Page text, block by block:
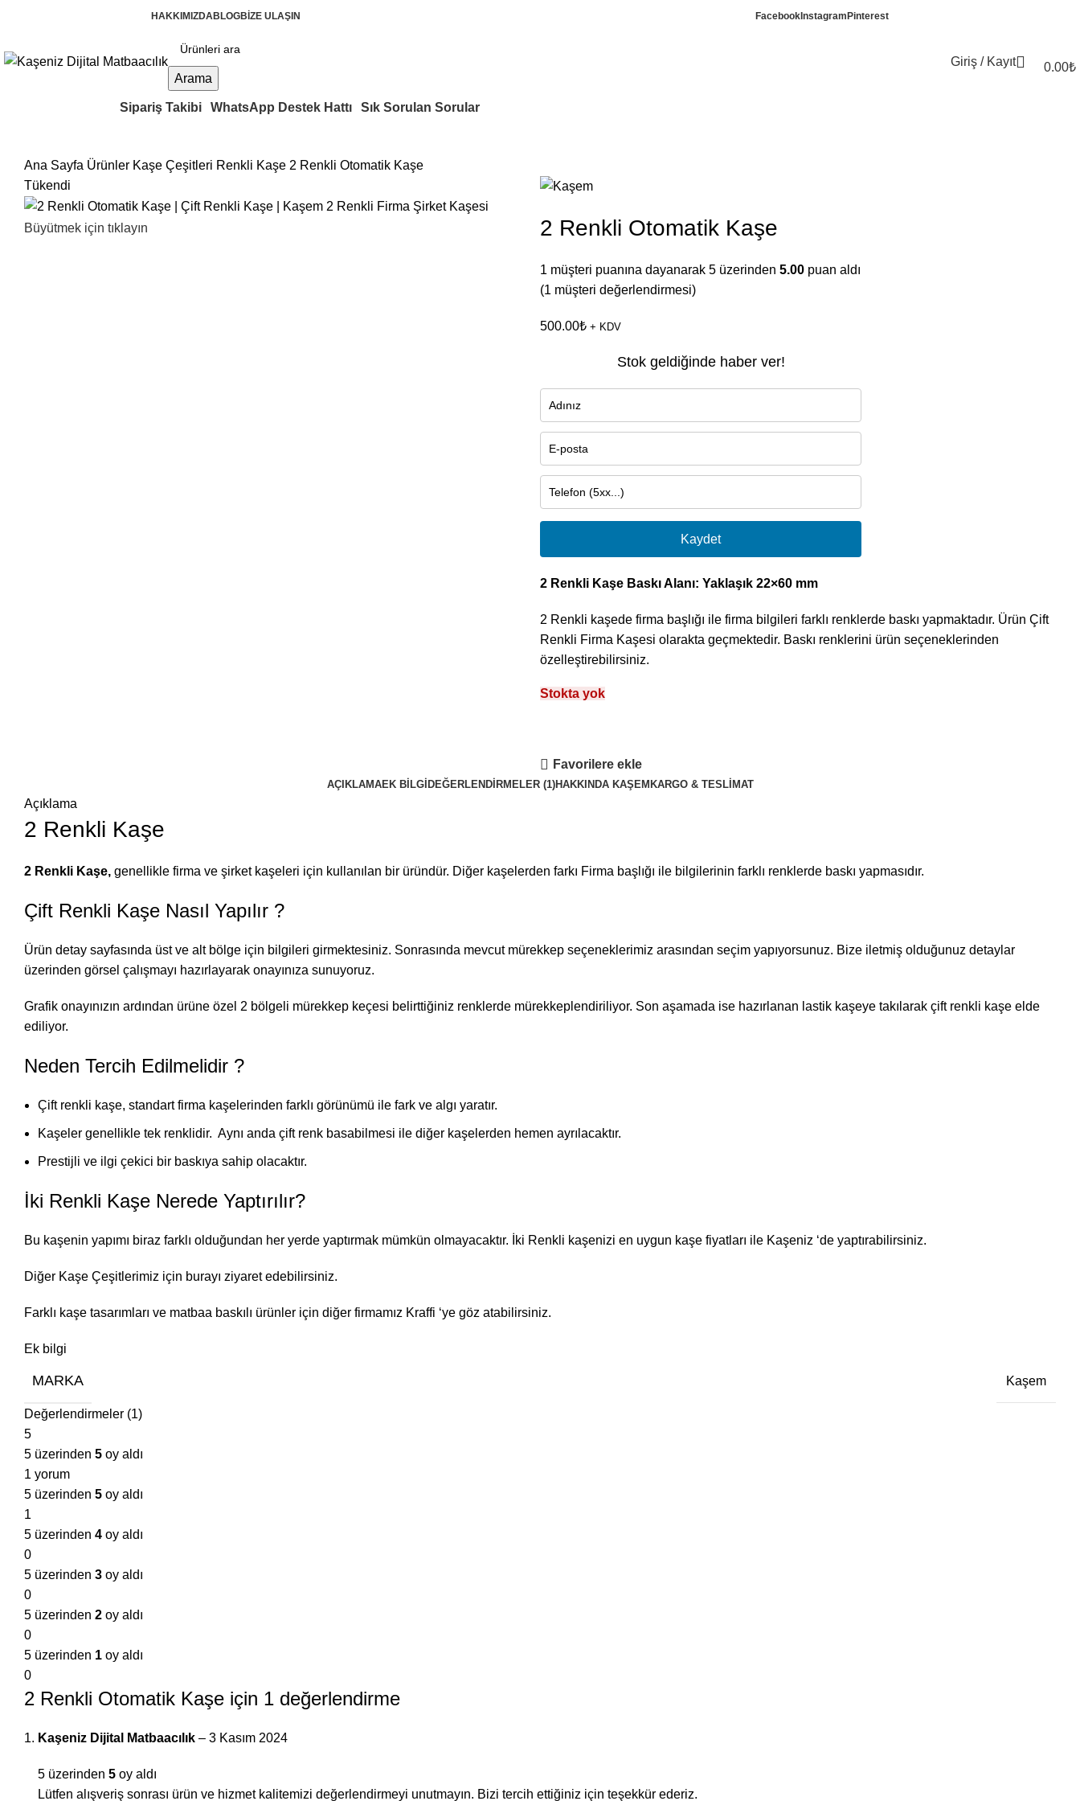
HAKKIMIZDABLOGBİZE ULAŞIN Facebook Instagram Pinterest
Arama
Giriş / Kayıt 0.00₺
Sipariş Takibi WhatsApp Destek Hattı Sık Sorulan Sorular
Ana Sayfa Ürünler Kaşe Çeşitleri Renkli Kaşe 2 Renkli Otomatik Kaşe
Tükendi
Büyütmek için tıklayın 2 Renkli Otomatik Kaşe
1 müşteri puanına dayanarak 5 üzerinden 5.00 puan aldı
(1 müşteri değerlendirmesi)
500.00₺ + KDV
Stok geldiğinde haber ver!
Kaydet
2 Renkli Kaşe Baskı Alanı: Yaklaşık 22×60 mm
2 Renkli kaşede firma başlığı ile firma bilgileri farklı renklerde baskı yapmaktadır. Ürün Çift
Renkli Firma Kaşesi olarakta geçmektedir. Baskı renklerini ürün seçeneklerinden
özelleştirebilirsiniz.
Stokta yok
Favorilere ekle
AÇIKLAMAEK BILGI DEĞERLENDIRMELER (1)HAKKINDA KAŞEM KARGO & TESLIMAT
Açıklama
2 Renkli Kaşe
2 Renkli Kaşe, genellikle firma ve şirket kaşeleri için kullanılan bir üründür. Diğer kaşelerden farkı Firma başlığı ile bilgilerinin farklı renklerde baskı yapmasıdır.
Çift Renkli Kaşe Nasıl Yapılır ?
Ürün detay sayfasında üst ve alt bölge için bilgileri girmektesiniz. Sonrasında mevcut mürekkep seçeneklerimiz arasından seçim yapıyorsunuz. Bize iletmiş olduğunuz detaylar
üzerinden görsel çalışmayı hazırlayarak onayınıza sunuyoruz.
Grafik onayınızın ardından ürüne özel 2 bölgeli mürekkep keçesi belirttiğiniz renklerde mürekkeplendiriliyor. Son aşamada ise hazırlanan lastik kaşeye takılarak çift renkli kaşe elde
ediliyor.
Neden Tercih Edilmelidir ?
Çift renkli kaşe, standart firma kaşelerinden farklı görünümü ile fark ve algı yaratır.
Kaşeler genellikle tek renklidir. Aynı anda çift renk basabilmesi ile diğer kaşelerden hemen ayrılacaktır.
Prestijli ve ilgi çekici bir baskıya sahip olacaktır.
İki Renkli Kaşe Nerede Yaptırılır?
Bu kaşenin yapımı biraz farklı olduğundan her yerde yaptırmak mümkün olmayacaktır. İki Renkli kaşenizi en uygun kaşe fiyatları ile Kaşeniz ‘de yaptırabilirsiniz.
Diğer Kaşe Çeşitlerimiz için burayı ziyaret edebilirsiniz.
Farklı kaşe tasarımları ve matbaa baskılı ürünler için diğer firmamız Kraffi ‘ye göz atabilirsiniz.
Ek bilgi
MARKA Kaşem
Değerlendirmeler (1)
5
5 üzerinden 5 oy aldı
1 yorum
5 üzerinden 5 oy aldı
1
5 üzerinden 4 oy aldı
0
5 üzerinden 3 oy aldı
0
5 üzerinden 2 oy aldı
0
5 üzerinden 1 oy aldı
0
2 Renkli Otomatik Kaşe için 1 değerlendirme
Kaşeniz Dijital Matbaacılık – 3 Kasım 2024
5 üzerinden 5 oy aldı
Lütfen alışveriş sonrası ürün ve hizmet kalitemizi değerlendirmeyi unutmayın. Bizi tercih ettiğiniz için teşekkür ederiz.